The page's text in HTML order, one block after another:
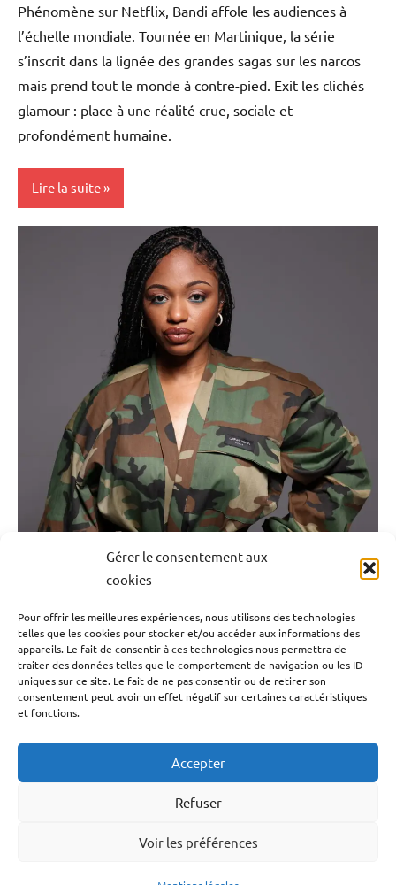
Gérer le consentement aux
cookies
Pour offrir les meilleures expériences, nous utilisons des technologies
telles que les cookies pour stocker et/ou accéder aux informations des
appareils. Le fait de consentir à ces technologies nous permettra de
traiter des données telles que le comportement de navigation ou les ID
uniques sur ce site. Le fait de ne pas consentir ou de retirer son
consentement peut avoir un effet négatif sur certaines caractéristiques
et fonctions.
Accepter
Refuser
Voir les préférences
Phénomène sur Netflix, Bandi affole les audiences à
l’échelle mondiale. Tournée en Martinique, la série
s’inscrit dans la lignée des grandes sagas sur les narcos
mais prend tout le monde à contre-pied. Exit les clichés
glamour : place à une réalité crue, sociale et
profondément humaine.
Lire la suite
France
Martinique
Monde
Outremer
cinéma et le mannequinat.
22 novembre 2023 Emrick Leandre
Myrella Torvic est une jeune […]
Facebook
YouTube
TikTok
Instagram
LinkedIn
Twitter